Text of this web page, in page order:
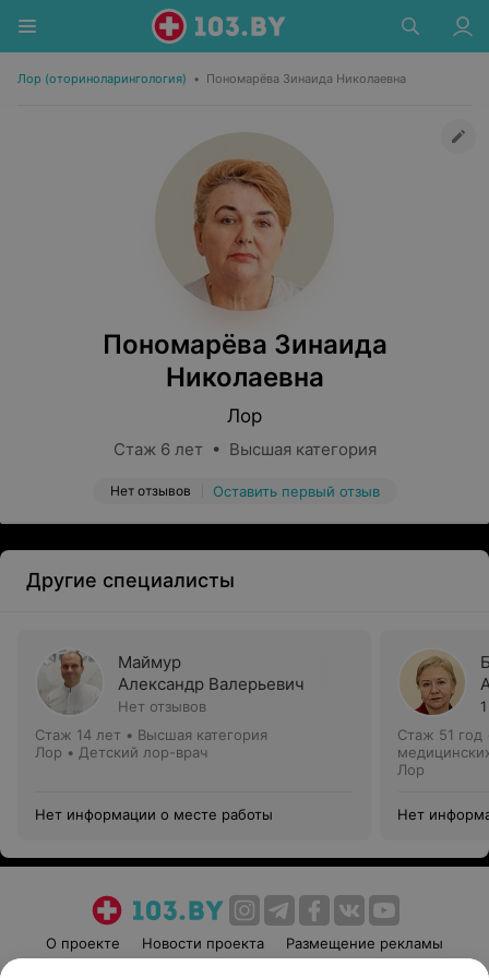
Лор (оториноларингология) • Пономарёва Зинаида Николаевна
Пономарёва Зинаида
Николаевна
Лор
Стаж 6 лет • Высшая категория
Нет отзывов Оставить первый отзыв
Другие специалисты
Маймур
Александр Валерьевич
Нет отзывов
Стаж 14 лет • Высшая категория
Лор • Детский лор-врач
Нет информации о месте работы
Стаж 51 год
Лор
Нет
О проекте Новости проекта
Размещение рекламы